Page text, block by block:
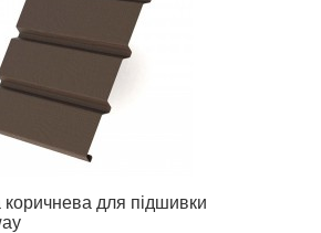
коричнева для підшивки